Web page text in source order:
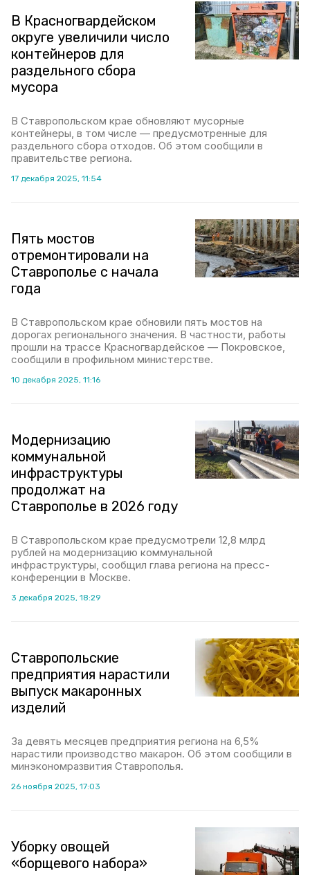
В Красногвардейском
округе увеличили число
контейнеров для
раздельного сбора
мусора
В Ставропольском крае обновляют мусорные
контейнеры, в том числе — предусмотренные для
раздельного сбора отходов. Об этом сообщили в
правительстве региона.
17 декабря 2025, 11:54
Пять мостов
отремонтировали на
Ставрополье с начала
года
В Ставропольском крае обновили пять мостов на
дорогах регионального значения. В частности, работы
прошли на трассе Красногвардейское — Покровское,
сообщили в профильном министерстве.
10 декабря 2025, 11:16
Модернизацию
коммунальной
инфраструктуры
продолжат на
Ставрополье в 2026 году
В Ставропольском крае предусмотрели 12,8 млрд
рублей на модернизацию коммунальной
инфраструктуры, сообщил глава региона на пресс-
конференции в Москве.
3 декабря 2025, 18:29
Ставропольские
предприятия нарастили
выпуск макаронных
изделий
За девять месяцев предприятия региона на 6,5%
нарастили производство макарон. Об этом сообщили в
минэкономразвития Ставрополья.
26 ноября 2025, 17:03
Уборку овощей
«борщевого набора»